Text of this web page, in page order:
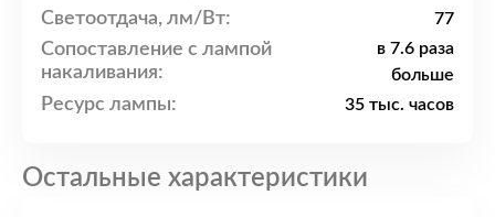
Светоотдача, лм/Вт: 77
Сопоставление с лампой
накаливания:
в 7.6 раза
больше
Ресурс лампы: 35 тыс. часов
Остальные характеристики